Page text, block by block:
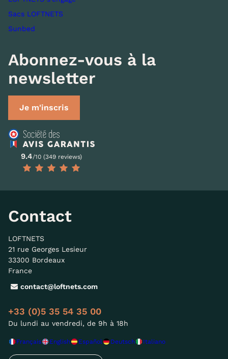
Sacs LOFTNETS
Sunbed
Abonnez-vous à la
newsletter
Je m'inscris
9.4/10 (349 reviews)
Contact
LOFTNETS
21 rue Georges Lesieur
33300 Bordeaux
France
contact@loftnets.com
+33 (0)5 35 54 35 00
Du lundi au vendredi, de 9h à 18h
Français English Español Deutsch Italiano